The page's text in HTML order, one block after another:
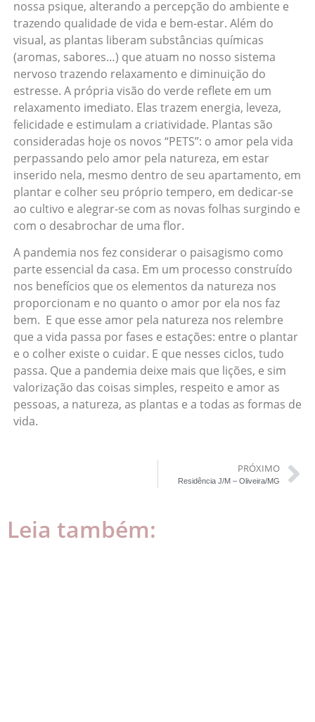
nossa psique, alterando a percepção do ambiente e
trazendo qualidade de vida e bem-estar. Além do
visual, as plantas liberam substâncias químicas
(aromas, sabores…) que atuam no nosso sistema
nervoso trazendo relaxamento e diminuição do
estresse. A própria visão do verde reflete em um
relaxamento imediato. Elas trazem energia, leveza,
felicidade e estimulam a criatividade. Plantas são
consideradas hoje os novos “PETS”: o amor pela vida
perpassando pelo amor pela natureza, em estar
inserido nela, mesmo dentro de seu apartamento, em
plantar e colher seu próprio tempero, em dedicar-se
ao cultivo e alegrar-se com as novas folhas surgindo e
com o desabrochar de uma flor.
A pandemia nos fez considerar o paisagismo como
parte essencial da casa. Em um processo construído
nos benefícios que os elementos da natureza nos
proporcionam e no quanto o amor por ela nos faz
bem. E que esse amor pela natureza nos relembre
que a vida passa por fases e estações: entre o plantar
e o colher existe o cuidar. E que nesses ciclos, tudo
passa. Que a pandemia deixe mais que lições, e sim
valorização das coisas simples, respeito e amor as
pessoas, a natureza, as plantas e a todas as formas de
vida.
PRÓXIMO
Residência J/M – Oliveira/MG
Leia também: